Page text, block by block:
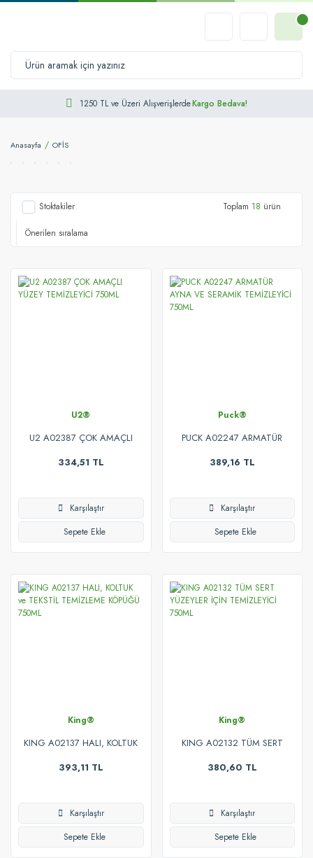
1250 TL ve Üzeri AlışverişlerdeKargo Bedava!
Anasayfa OFİS
Stoktakiler Toplam 18 ürün
U2®
U2 A02387 ÇOK AMAÇLI
334,51 TL
Karşılaştır
Sepete Ekle
Puck®
PUCK A02247 ARMATÜR
TEMİZLEYİCİ 750ML
389,16 TL
Karşılaştır
Sepete Ekle
King®
KING A02137 HALI, KOLTUK
KÖPÜĞÜ 750ML
393,11 TL
Karşılaştır
Sepete Ekle
King®
KING A02132 TÜM SERT
750ML
380,60 TL
Karşılaştır
Sepete Ekle